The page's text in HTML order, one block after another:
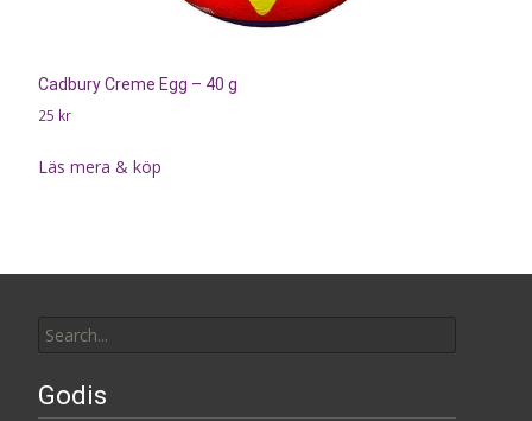
Cadbury Creme Egg – 40 g
25 kr
Läs mera & köp
for:
Godis